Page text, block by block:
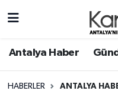
Antalya Haber
HABERLER ANTALYA
Antalya Haber
Hava Durumu